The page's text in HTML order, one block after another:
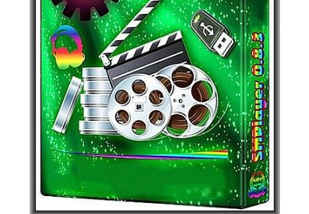
Portable,
SMPlayer,
Медиаплеер,
Player
Просмотр
видео,
Воспроизведение
DVD